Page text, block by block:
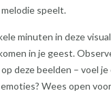
speelt.
minuten in deze
in je geest.
deze beelden – voel
Wees open